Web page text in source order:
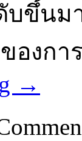
ขึ้นม
การ
→